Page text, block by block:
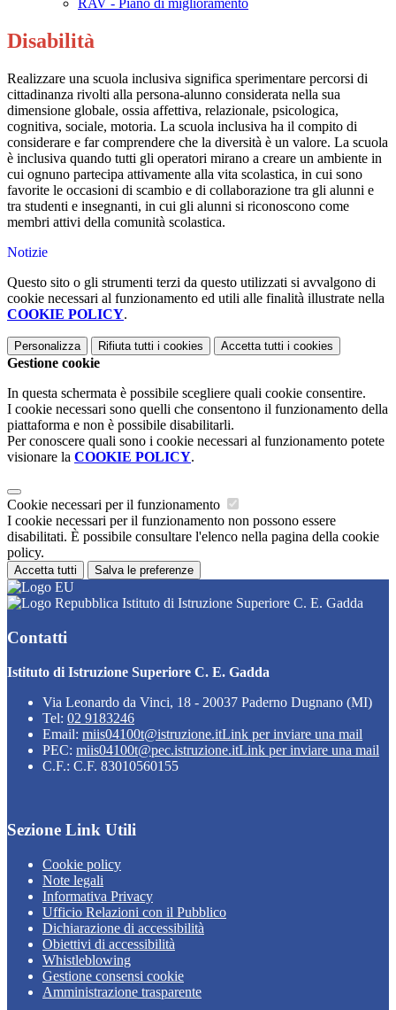
RAV - Piano di miglioramento
Disabilità
Realizzare una scuola inclusiva significa sperimentare percorsi di
cittadinanza rivolti alla persona-alunno considerata nella sua
dimensione globale, ossia affettiva, relazionale, psicologica,
cognitiva, sociale, motoria. La scuola inclusiva ha il compito di
considerare e far comprendere che la diversità è un valore. La scuola
è inclusiva quando tutti gli operatori mirano a creare un ambiente in
cui ognuno partecipa attivamente alla vita scolastica, in cui sono
favorite le occasioni di scambio e di collaborazione tra gli alunni e
tra studenti e insegnanti, in cui gli alunni si riconoscono come
membri attivi della comunità scolastica.
Notizie
Questo sito o gli strumenti terzi da questo utilizzati si avvalgono di
cookie necessari al funzionamento ed utili alle finalità illustrate nella
COOKIE POLICY.
Personalizza Rifiuta tutti i cookies Accetta tutti i cookies
Gestione cookie
In questa schermata è possibile scegliere quali cookie consentire.
I cookie necessari sono quelli che consentono il funzionamento della
piattaforma e non è possibile disabilitarli.
Per conoscere quali sono i cookie necessari al funzionamento potete
visionare la COOKIE POLICY.
Cookie necessari per il funzionamento
I cookie necessari per il funzionamento non possono essere
disabilitati. È possibile consultare l'elenco nella pagina della cookie
policy.
Accetta tutti Salva le preferenze
Istituto di Istruzione Superiore C. E. Gadda
Contatti
Istituto di Istruzione Superiore C. E. Gadda
Via Leonardo da Vinci, 18 - 20037 Paderno Dugnano (MI)
Tel: 02 9183246
Email: miis04100t@istruzione.itLink per inviare una mail
PEC: miis04100t@pec.istruzione.itLink per inviare una mail
C.F.: C.F. 83010560155
Sezione Link Utili
Cookie policy
Note legali
Informativa Privacy
Ufficio Relazioni con il Pubblico
Dichiarazione di accessibilità
Obiettivi di accessibilità
Whistleblowing
Gestione consensi cookie
Amministrazione trasparente